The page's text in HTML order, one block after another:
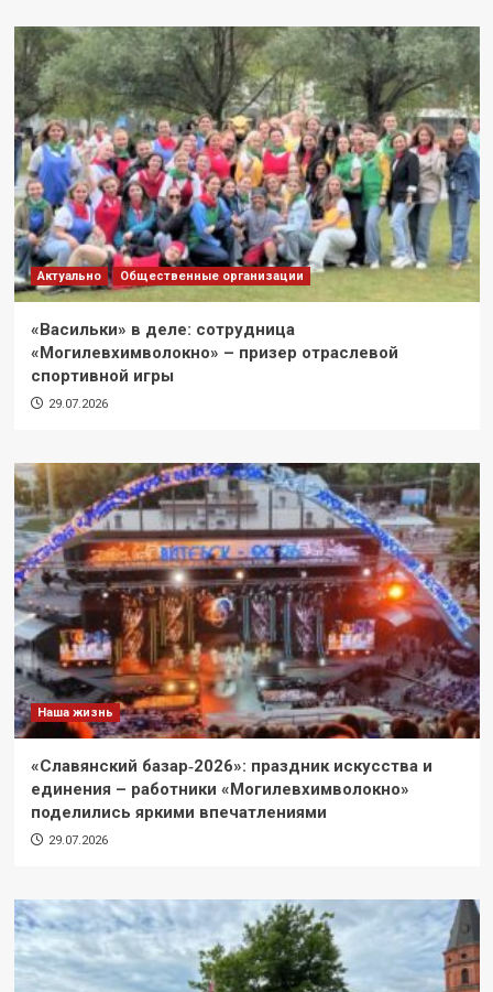
Актуально Общественные организации
«Васильки» в деле: сотрудница
«Могилевхимволокно» – призер отраслевой
спортивной игры
29.07.2026
Наша жизнь
«Славянский базар‑2026»: праздник искусства и
единения – работники «Могилевхимволокно»
поделились яркими впечатлениями
29.07.2026